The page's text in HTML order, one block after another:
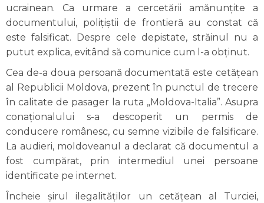
ucrainean. Ca urmare a cercetării amănunțite a
documentului, polițiștii de frontieră au constat că
este falsificat. Despre cele depistate, străinul nu a
putut explica, evitând să comunice cum l-a obținut.
Cea de-a doua persoană documentată este cetățean
al Republicii Moldova, prezent în punctul de trecere
în calitate de pasager la ruta „Moldova-Italia”. Asupra
conaționalului s-a descoperit un permis de
conducere românesc, cu semne vizibile de falsificare.
La audieri, moldoveanul a declarat că documentul a
fost cumpărat, prin intermediul unei persoane
identificate pe internet.
Încheie șirul ilegalităților un cetățean al Turciei,